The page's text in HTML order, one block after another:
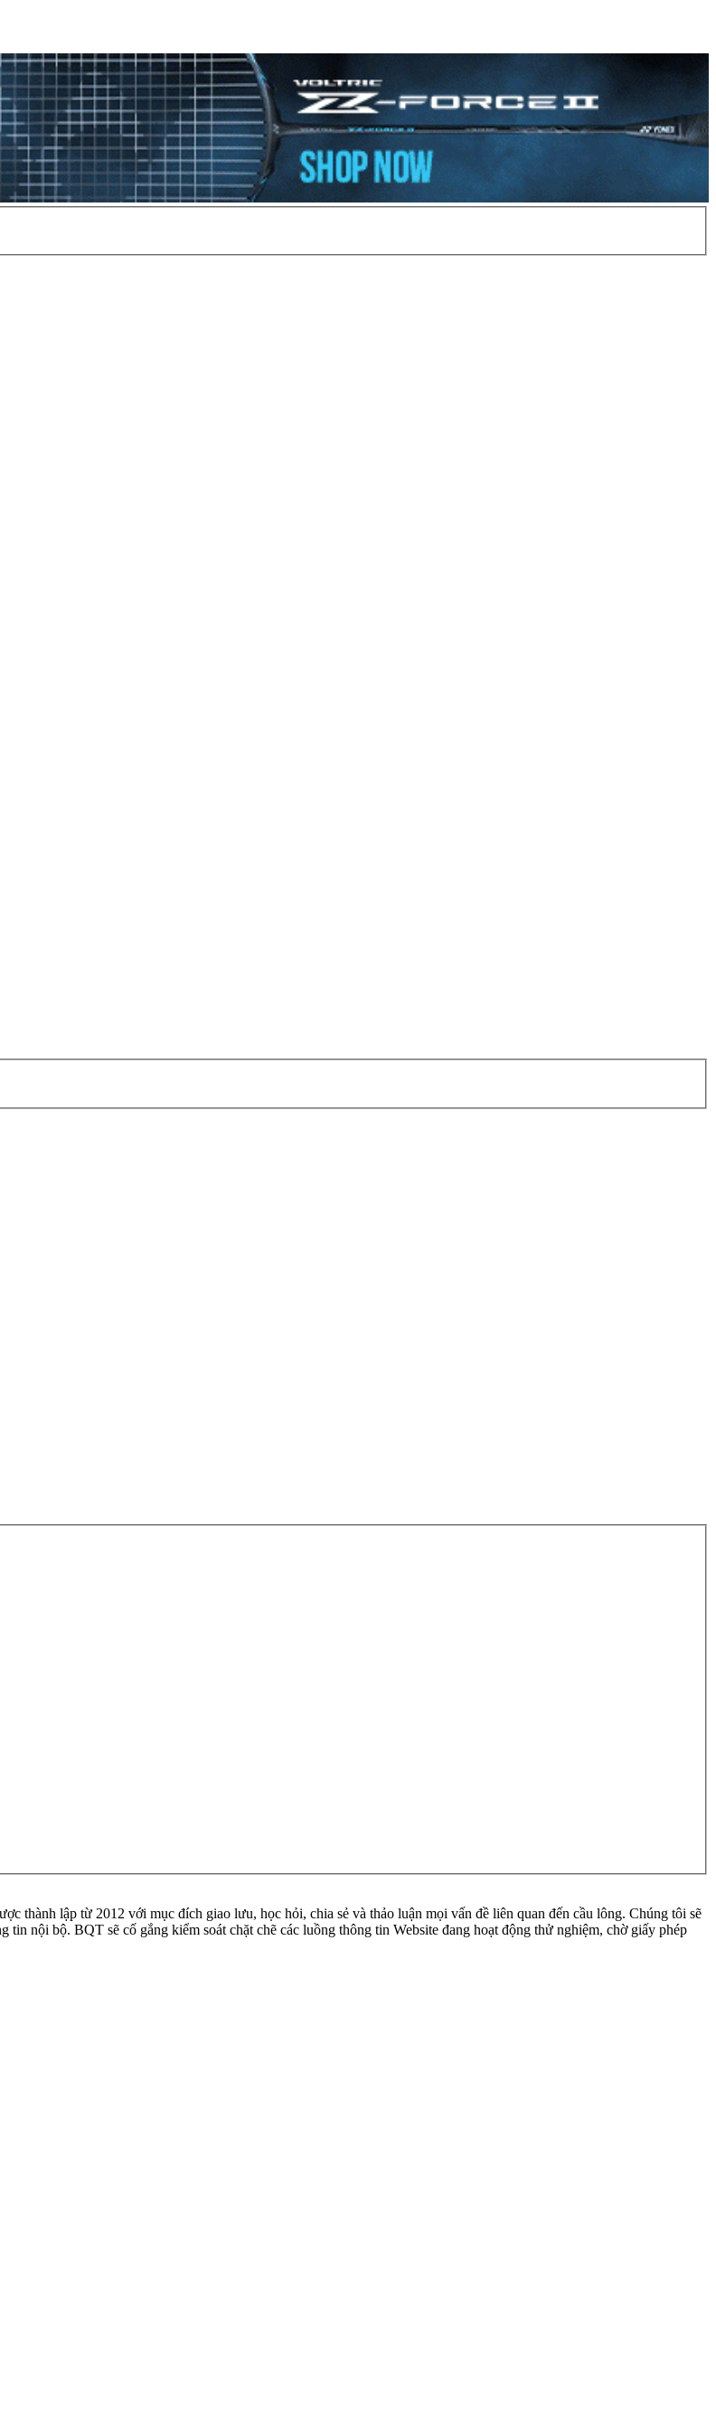
thành lập từ 2012 với mục đích giao lưu, học hỏi, chia sẻ và thảo luận mọi vấn đề liên quan đến cầu lông. Chúng tôi sẽ
nội bộ. BQT sẽ cố gắng kiểm soát chặt chẽ các luồng thông tin Website đang hoạt động thử nghiệm, chờ giấy phép